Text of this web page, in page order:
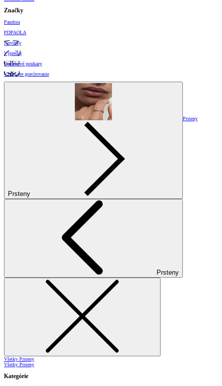
Značky
Pandora
PDPAOLA
Novinky
Výpredaj
Darčekové poukazy
Vzory pre gravírovanie
Prsteny
Prsteny
Prsteny
Všetky Prsteny
Všetky Prsteny
Kategórie